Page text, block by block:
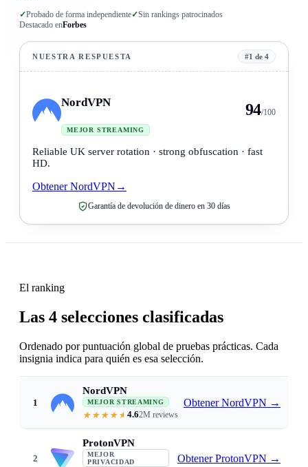
✓Probado de forma independiente✓Sin rankings patrocinados
Destacado enForbes
NUESTRA RESPUESTA #1 de 4
NordVPN
MEJOR STREAMING
94/100
Reliable UK server rotation · strong obfuscation · fast
HD.
Obtener NordVPN →
Garantía de devolución de dinero en 30 días
El ranking
Las 4 selecciones clasificadas
Ordenado por puntuación global de pruebas prácticas. Cada
insignia indica para quién es esa selección.
1
NordVPN
MEJOR STREAMING
4.62M reviews
Obtener NordVPN →
2
ProtonVPN
MEJOR
PRIVACIDAD
Obtener ProtonVPN →